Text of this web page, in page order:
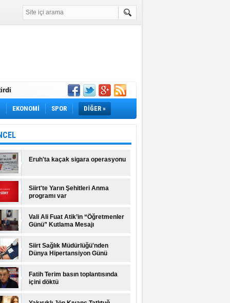
İş Arayanlar
Açıklandı!
Fiyatlar ve
EKONOMİ SPOR DİĞER »
Eruh'ta kaçak sigara operasyonu
Siirt'te Yarın Şehitleri Anma
programı var
Vali Ali Fuat Atik’in “Öğretmenler
Günü” Kutlama Mesajı
Siirt Sağlık Müdürlüğü'nden
Dünya Hipertansiyon Günü
Fatih Terim basın toplantısında
içini döktü